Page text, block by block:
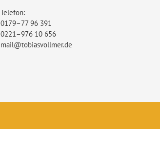
Telefon:
0179–77 96 391
0221–976 10 656
mail@tobiasvollmer.de